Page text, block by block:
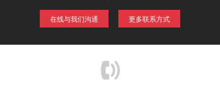
在线与我们沟通 更多联系方式